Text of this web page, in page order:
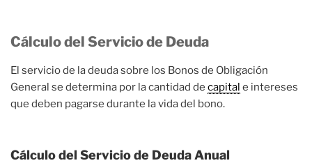
Cálculo del Servicio de Deuda
El servicio de la deuda sobre los Bonos de Obligación
General se determina por la cantidad de capital e intereses
que deben pagarse durante la vida del bono.
Cálculo del Servicio de Deuda Anual